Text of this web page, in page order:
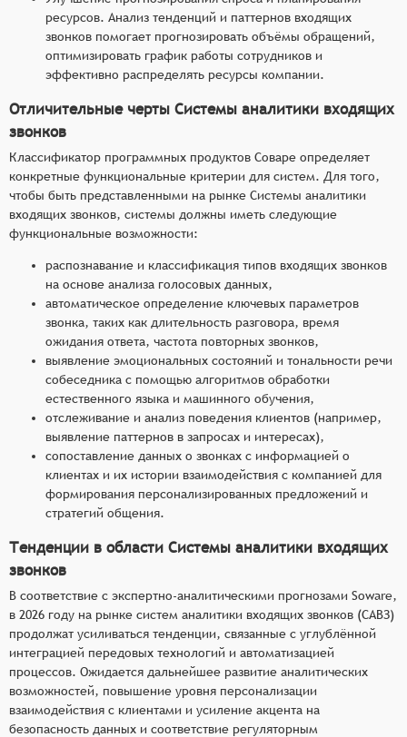
ресурсов. Анализ тенденций и паттернов входящих
звонков помогает прогнозировать объёмы обращений,
оптимизировать график работы сотрудников и
эффективно распределять ресурсы компании.
Отличительные черты Системы аналитики входящих
звонков
Классификатор программных продуктов Соваре определяет
конкретные функциональные критерии для систем. Для того,
чтобы быть представленными на рынке Системы аналитики
входящих звонков, системы должны иметь следующие
функциональные возможности:
распознавание и классификация типов входящих звонков
на основе анализа голосовых данных,
автоматическое определение ключевых параметров
звонка, таких как длительность разговора, время
ожидания ответа, частота повторных звонков,
выявление эмоциональных состояний и тональности речи
собеседника с помощью алгоритмов обработки
естественного языка и машинного обучения,
отслеживание и анализ поведения клиентов (например,
выявление паттернов в запросах и интересах),
сопоставление данных о звонках с информацией о
клиентах и их истории взаимодействия с компанией для
формирования персонализированных предложений и
стратегий общения.
Тенденции в области Системы аналитики входящих
звонков
В соответствие с экспертно-аналитическими прогнозами Soware,
в 2026 году на рынке систем аналитики входящих звонков (САВЗ)
продолжат усиливаться тенденции, связанные с углублённой
интеграцией передовых технологий и автоматизацией
процессов. Ожидается дальнейшее развитие аналитических
возможностей, повышение уровня персонализации
взаимодействия с клиентами и усиление акцента на
безопасность данных и соответствие регуляторным